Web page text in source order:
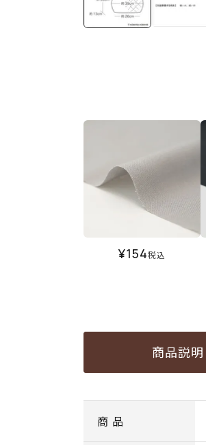
¥154税込
商品説明
商 品